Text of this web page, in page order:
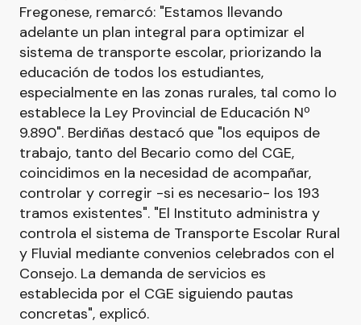
Fregonese, remarcó: "Estamos llevando
adelante un plan integral para optimizar el
sistema de transporte escolar, priorizando la
educación de todos los estudiantes,
especialmente en las zonas rurales, tal como lo
establece la Ley Provincial de Educación Nº
9.890". Berdiñas destacó que "los equipos de
trabajo, tanto del Becario como del CGE,
coincidimos en la necesidad de acompañar,
controlar y corregir -si es necesario- los 193
tramos existentes". "El Instituto administra y
controla el sistema de Transporte Escolar Rural
y Fluvial mediante convenios celebrados con el
Consejo. La demanda de servicios es
establecida por el CGE siguiendo pautas
concretas", explicó.